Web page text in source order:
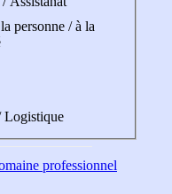
personne / à la
Logistique
professionnel